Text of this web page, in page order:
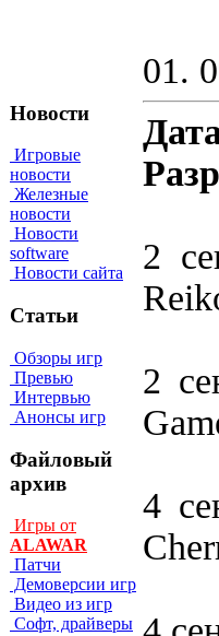
Новости
Игровые
новости
Железные
новости
Новости
software
Новости сайта
Статьи
Обзоры игр
Превью
Интервью
Анонсы игр
Файловый
архив
Игры от
ALAWAR
Патчи
Демоверсии игр
Видео из игр
Софт, драйверы
01.
2
2
4